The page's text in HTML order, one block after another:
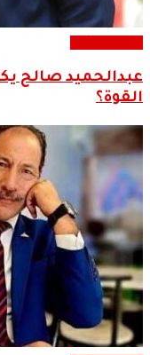
عبدالحميد صالح
القوة؟